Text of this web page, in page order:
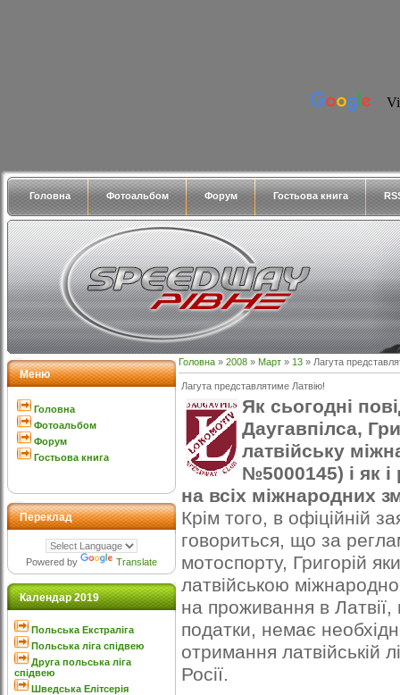
Головна Фотоальбом Форум Гостьова книга
Меню
Головна
Фотоальбом
Форум
Гостьова книга
Переклад
Powered by Translate
Календар 2019
Польська Екстраліга
Польська ліга спідвею
Друга польська ліга
спідвею
Шведська Елітсерія
Головна » 2008 » Март » 13 » Лагута
Лагута представлятиме Латвію!
Як сьогодні
Даугавпілса,
латвійську
№5000145) і як
на всіх міжнародних
Крім того, в офіційній
говориться, що за
мотоспорту, Григорій
латвійською
на проживання в
податки, немає
отримання латвійській
Росії.